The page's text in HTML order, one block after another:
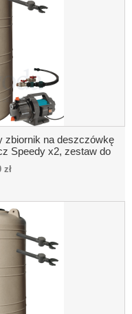
zbiornik na deszczówkę
Speedy x2, zestaw do
pompa- zbiornik
zł